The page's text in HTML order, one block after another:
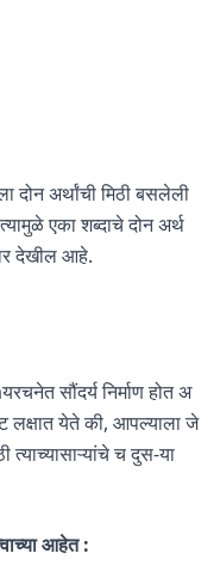
दोन अर्थांची मिठी बसलेली
एका शब्दाचे दोन अर्थ
देखील आहे.
सौंदर्य निर्माण होत अ
लक्षात येते की, आपल्याला जे
त्याच्यासाऱ्यांचे च दुस-या
आहेत :